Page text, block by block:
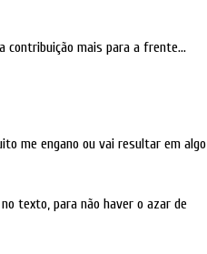
contribuição mais para a frente...
me engano ou vai resultar em algo
texto, para não haver o azar de